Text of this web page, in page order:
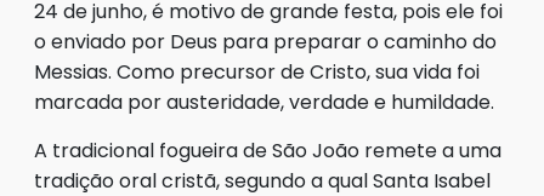
24 de junho, é motivo de grande festa, pois ele foi
o enviado por Deus para preparar o caminho do
Messias. Como precursor de Cristo, sua vida foi
marcada por austeridade, verdade e humildade.
A tradicional fogueira de São João remete a uma
tradição oral cristã, segundo a qual Santa Isabel